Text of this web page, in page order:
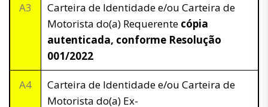
A3
Carteira de Identidade e/ou Carteira de
Motorista do(a) Requerente cópia
autenticada, conforme Resolução
001/2022
A4
Carteira de Identidade e/ou Carteira de
Motorista do(a) Ex-